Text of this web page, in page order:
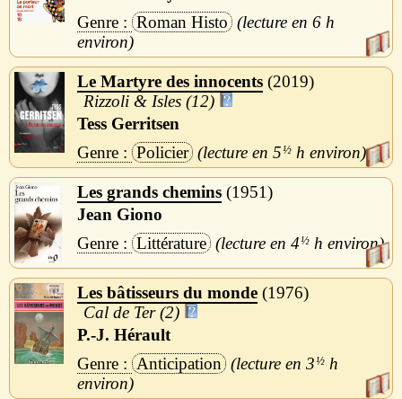
Roman Histo
6 h
Le Martyre des innocents 2019
Rizzoli & Isles (12)
Tess Gerritsen
Policier
5½ h
Les grands chemins 1951
Jean Giono
Littérature
4½ h
Les bâtisseurs du monde 1976
Cal de Ter (2)
P.-J. Hérault
Anticipation
3½ h